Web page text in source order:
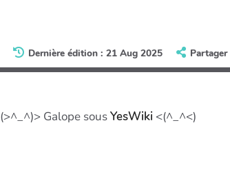
Dernière édition : 21 Aug 2025 Partager
(>^_^)> Galope sousYesWiki <(^_^<)